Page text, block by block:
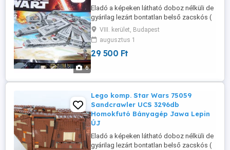
6
Eladó a képeken látható doboz nélküli de
gyárilag lezárt bontatlan belső zacskós (
lego kompatibilis) szett leírással, tehát
teljesen új, csak doboz nincs hozzá.
Szuper minőség, 100% kompatibilitás 1:1-
ben, kiváló termék, nálam van, azonnal
VIII. kerület, Budapest
augusztus 1
29 500 Ft
Lego komp. Star Wars 75059
Sandcrawler UCS 3296db
Homokfutó Bányagép Jawa Lepin
ÚJ
Eladó a képeken látható doboz nélküli de
gyárilag lezárt bontatlan belső zacskós (